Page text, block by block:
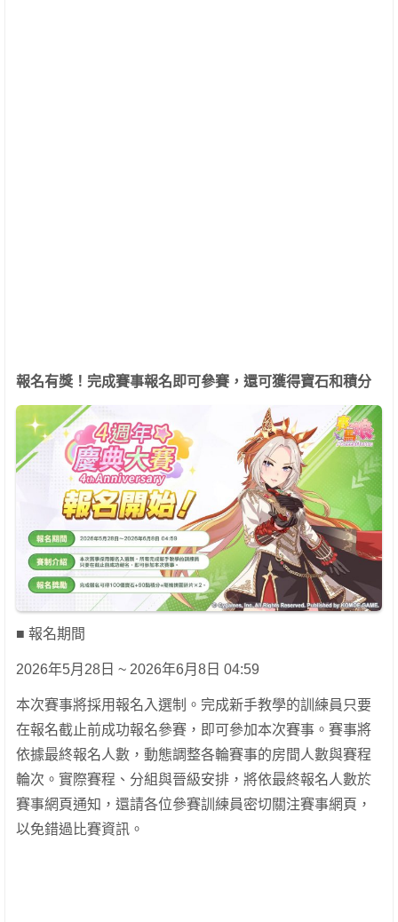
報名有獎！完成賽事報名即可參賽，還可獲得寶石和積分
■ 報名期間
2026年5月28日 ~ 2026年6月8日 04:59
本次賽事將採用報名入選制。完成新手教學的訓練員只要
在報名截止前成功報名參賽，即可參加本次賽事。賽事將
依據最終報名人數，動態調整各輪賽事的房間人數與賽程
輪次。實際賽程、分組與晉級安排，將依最終報名人數於
賽事網頁通知，還請各位參賽訓練員密切關注賽事網頁，
以免錯過比賽資訊。